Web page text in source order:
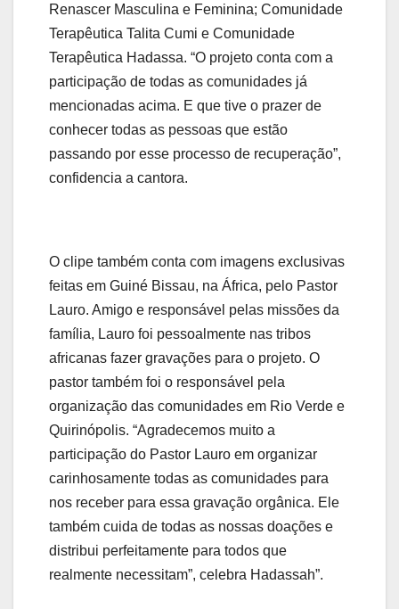
Renascer Masculina e Feminina; Comunidade
Terapêutica Talita Cumi e Comunidade
Terapêutica Hadassa. “O projeto conta com a
participação de todas as comunidades já
mencionadas acima. E que tive o prazer de
conhecer todas as pessoas que estão
passando por esse processo de recuperação”,
confidencia a cantora.
O clipe também conta com imagens exclusivas
feitas em Guiné Bissau, na África, pelo Pastor
Lauro. Amigo e responsável pelas missões da
família, Lauro foi pessoalmente nas tribos
africanas fazer gravações para o projeto. O
pastor também foi o responsável pela
organização das comunidades em Rio Verde e
Quirinópolis. “Agradecemos muito a
participação do Pastor Lauro em organizar
carinhosamente todas as comunidades para
nos receber para essa gravação orgânica. Ele
também cuida de todas as nossas doações e
distribui perfeitamente para todos que
realmente necessitam”, celebra Hadassah”.